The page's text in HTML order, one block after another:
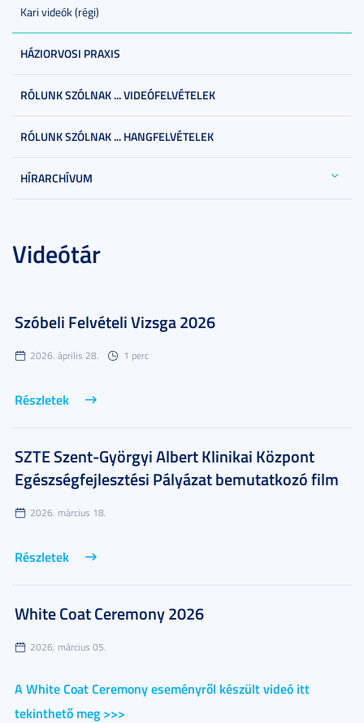
Kari videók (régi)
HÁZIORVOSI PRAXIS
RÓLUNK SZÓLNAK ... VIDEÓFELVÉTELEK
RÓLUNK SZÓLNAK ... HANGFELVÉTELEK
HÍRARCHÍVUM
Videótár
Szóbeli Felvételi Vizsga 2026
2026. április 28. 1 perc
Részletek
SZTE Szent-Györgyi Albert Klinikai Központ
Egészségfejlesztési Pályázat bemutatkozó film
2026. március 18.
Részletek
White Coat Ceremony 2026
2026. március 05.
A White Coat Ceremony eseményről készült videó itt
tekinthető meg >>>